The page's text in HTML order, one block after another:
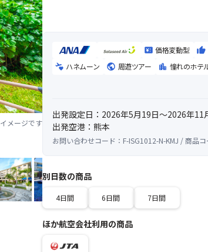
メージです
価格変動型
ハネムーン
周遊ツアー 憧れのホテ
出発設定日：2026年5月19日～2026年11
出発空港：熊本
お問い合わせコード：F-ISG1012-N-KMJ / 商品
別日数の商品
4日間 6日間 7日間
ほか航空会社利用の商品